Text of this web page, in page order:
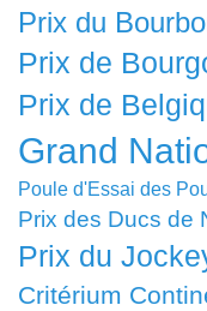
Prix du
Prix de
Prix de
Grand
Poule d'Essai des
Prix des Ducs de
Prix du
Critérium